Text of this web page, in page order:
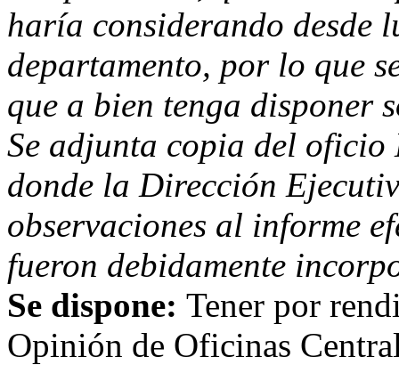
haría considerando desde
departamento, por lo que
que a bien tenga
Se adjunta copia del
donde la Dirección
observaciones al informe
fueron debidamente
Se dispone: Tener por
Opinión de Oficinas